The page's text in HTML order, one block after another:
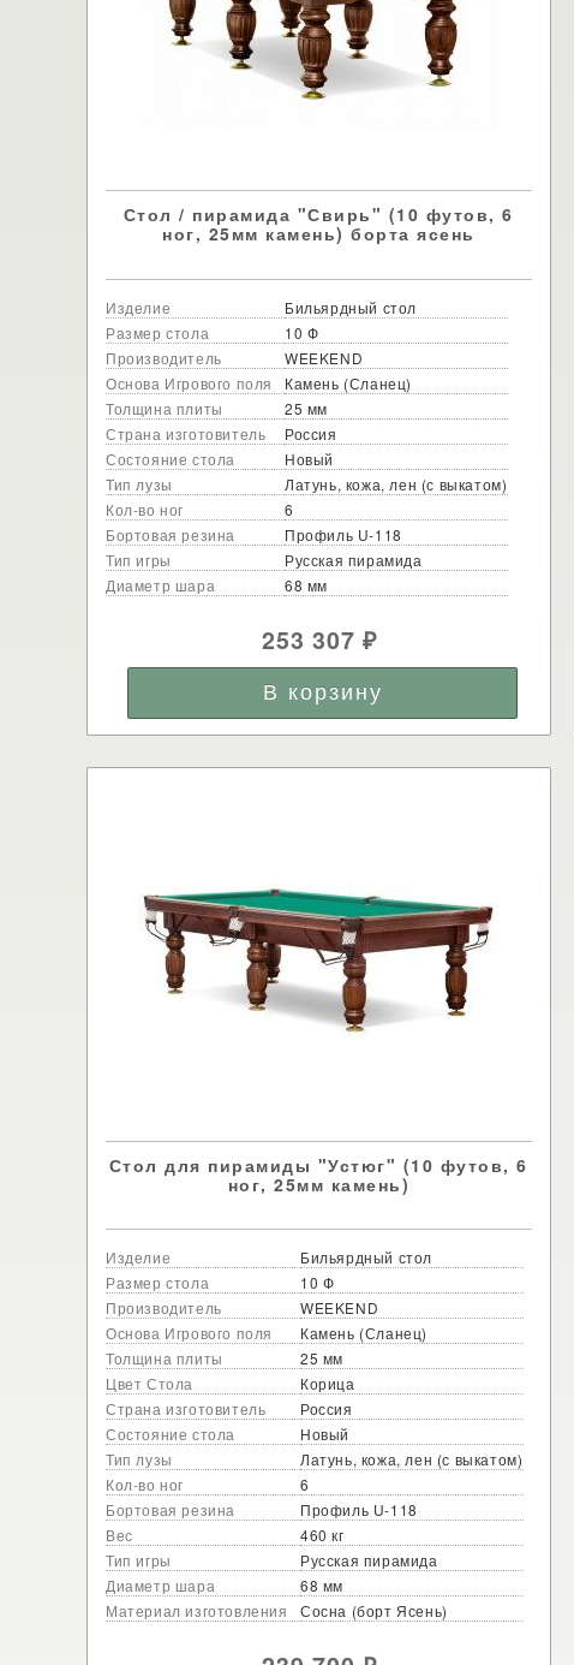
Стол / пирамида "Свирь" (10 футов, 6
ног, 25мм камень) борта ясень
Изделие
Бильярдный стол
Размер стола
10 Ф
Производитель
WEEKEND
Основа Игрового поля
Камень (Сланец)
Толщина плиты
25 мм
Страна изготовитель
Россия
Состояние стола
Новый
Тип лузы
Латунь, кожа, лен (с выкатом)
Кол-во ног
6
Бортовая резина
Профиль U-118
Тип игры
Русская пирамида
Диаметр шара
68 мм
253 307₽
Стол для пирамиды "Устюг" (10 футов, 6
ног, 25мм камень)
Изделие
Бильярдный стол
Размер стола
10 Ф
Производитель
WEEKEND
Основа Игрового поля
Камень (Сланец)
Толщина плиты
25 мм
Цвет Стола
Корица
Страна изготовитель
Россия
Состояние стола
Новый
Тип лузы
Латунь, кожа, лен (с выкатом)
Кол-во ног
6
Бортовая резина
Профиль U-118
Вес
460 кг
Тип игры
Русская пирамида
Диаметр шара
68 мм
Материал изготовления
Сосна (борт Ясень)